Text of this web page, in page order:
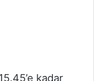
kadar